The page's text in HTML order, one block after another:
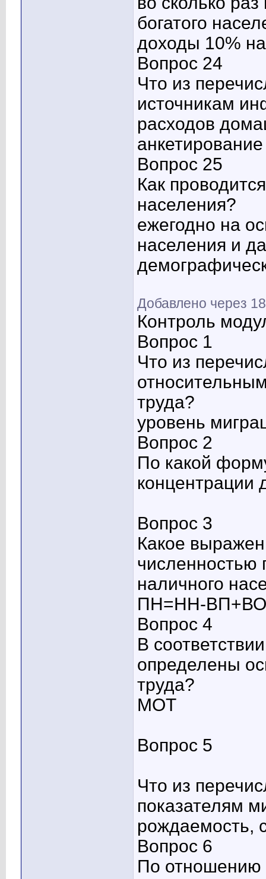
богатого
доходы 10%
Вопрос 24
Что из
источникам
расходов
анкетирование
Вопрос 25
Как
населения?
ежегодно на
населения и
Добавлено через
Контроль
Вопрос 1
Что из
труда?
уровень
Вопрос 2
По какой
концентрации
Вопрос 3
Какое
численностью
наличного
ПН=НН-ВП+ВО
Вопрос 4
В
определены
труда?
МОТ
Вопрос 5
Что из
показателям
рождаемость,
Вопрос 6
По отношению